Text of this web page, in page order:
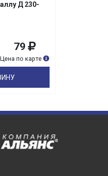
Д 230-
79
Цена по карте